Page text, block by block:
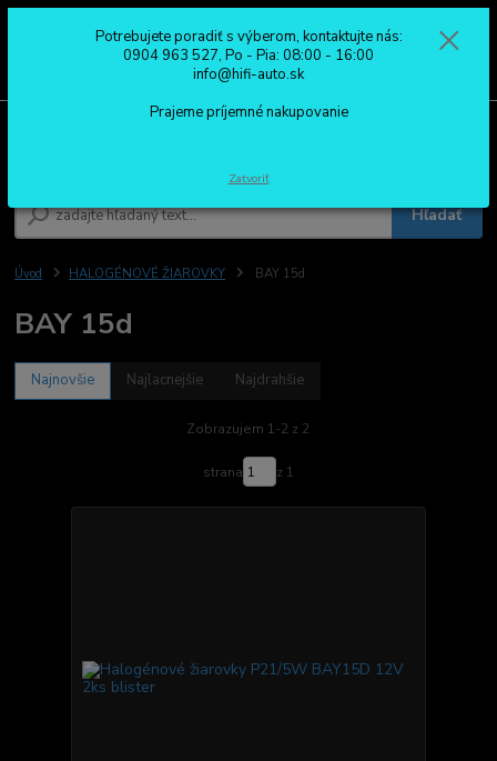
Hľadať
0904 963 527
Po - Pia: 08:00 - 16:00
Úvod HALOGÉNOVÉ ŽIAROVKY BAY 15d
BAY 15d
Najnovšie Najlacnejšie Najdrahšie
Zobrazujem 1-2 z 2
strana z 1
Potrebujete poradiť s výberom, kontaktujte nás:
0904 963 527, Po - Pia: 08:00 - 16:00
info@hifi-auto.sk
Prajeme príjemné nakupovanie
Zatvoriť